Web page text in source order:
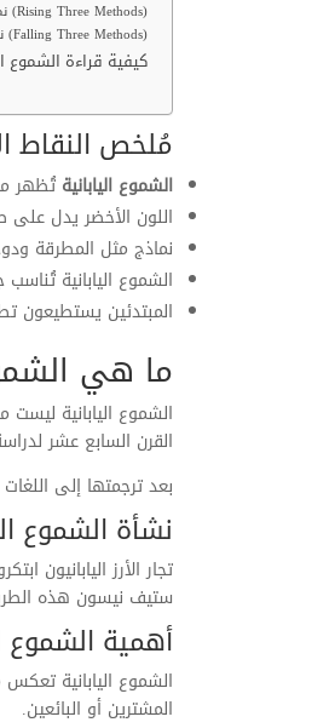
3. نموذج الطرق الثلاث الصاعدة (Rising Three Methods)
4. نموذج الطرق الثلاث الهابطة (Falling Three Methods)
كيفية قراءة الشموع
مُلخص النقاط
الشموع اليابانية تُظهر
اللون الأخضر يدل على
نماذج مثل المطرقة
الشموع اليابانية
المبتدئين يستطيعون
ما هي
الشموع اليابانية ليست
القرن السابع عشر
بعد ترجمتها إلى
نشأة الشموع
تجار الأرز اليابانيون
ستيف نيسون هذه
أهمية الشموع
الشموع اليابانية
المشترين أو البائعين.